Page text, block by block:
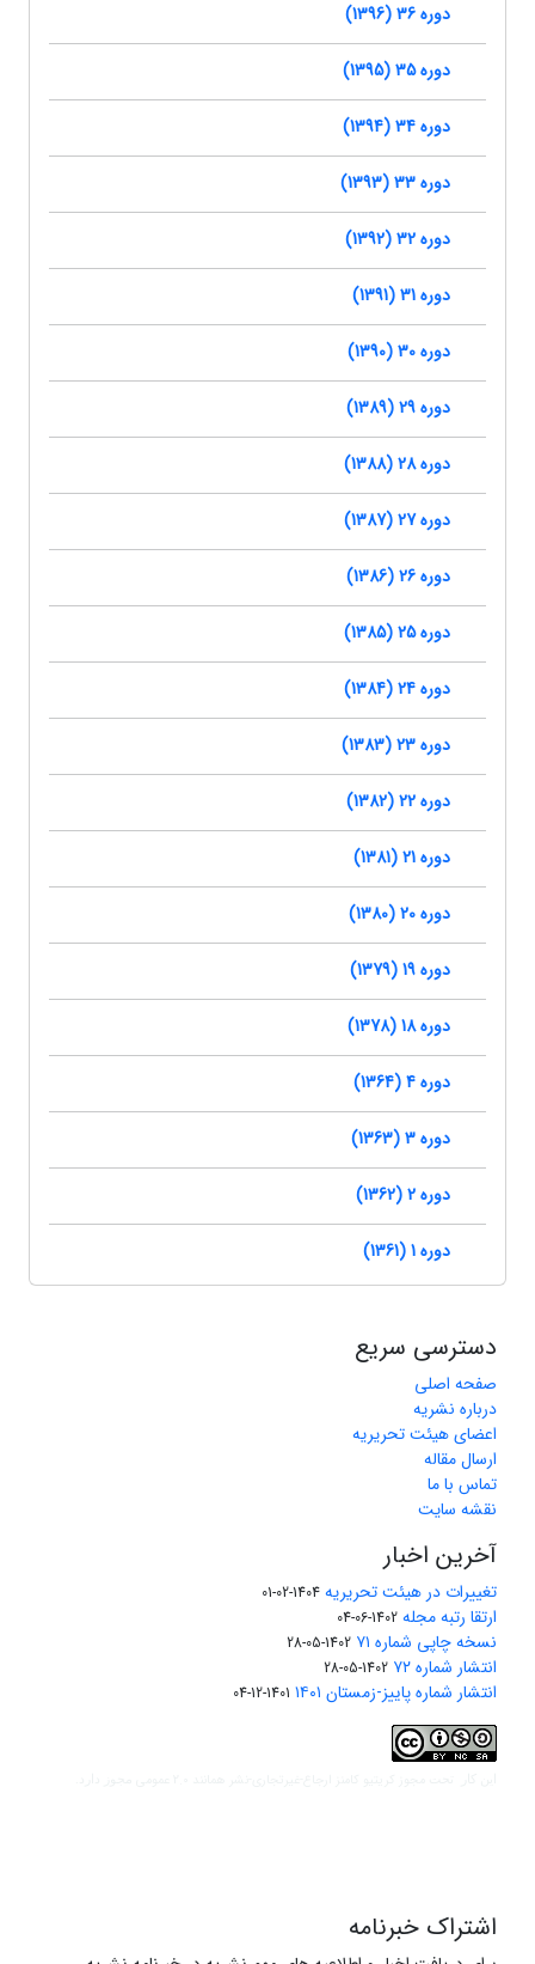
دوره 36 (1396)
دوره 35 (1395)
دوره 34 (1394)
دوره 33 (1393)
دوره 32 (1392)
دوره 31 (1391)
دوره 30 (1390)
دوره 29 (1389)
دوره 28 (1388)
دوره 27 (1387)
دوره 26 (1386)
دوره 25 (1385)
دوره 24 (1384)
دوره 23 (1383)
دوره 22 (1382)
دوره 21 (1381)
دوره 20 (1380)
دوره 19 (1379)
دوره 18 (1378)
دوره 4 (1364)
دوره 3 (1363)
دوره 2 (1362)
دوره 1 (1361)
دسترسی سریع
صفحه اصلی
درباره نشریه
اعضای هیئت تحریریه
ارسال مقاله
تماس با ما
نقشه سایت
آخرین اخبار
تغییرات در هیئت تحریریه 1404-02-01
ارتقا رتبه مجله 1402-06-04
نسخه چاپی شماره ۷۱ 1402-05-28
انتشار شماره ۷۲ 1402-05-28
انتشار شماره پاییز-زمستان ۱۴۰۱ 1401-12-04
اشتراک خبرنامه